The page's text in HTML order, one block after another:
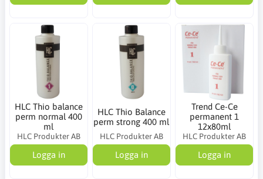
HLC Thio balance
perm normal 400
ml
HLC Produkter AB
Logga in
HLC Thio Balance
perm strong 400 ml
HLC Produkter AB
Logga in
Trend Ce-Ce
permanent 1
12x80ml
HLC Produkter AB
Logga in